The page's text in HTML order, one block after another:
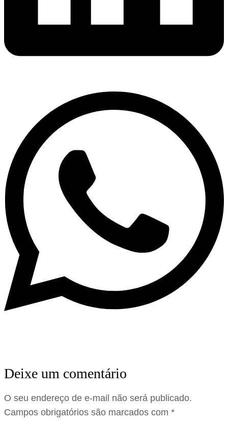
Deixe um comentário
O seu endereço de e-mail não será publicado.
Campos obrigatórios são marcados com *